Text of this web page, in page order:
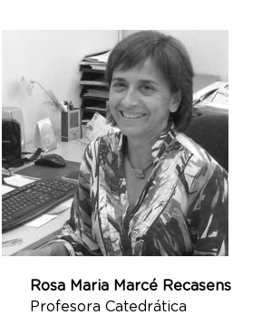
Rosa Maria Marcé Recasens
Profesora Catedrática